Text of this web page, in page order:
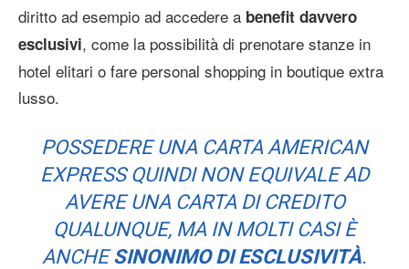
diritto ad esempio ad accedere a benefit davvero
esclusivi, come la possibilità di prenotare stanze in
hotel elitari o fare personal shopping in boutique extra
lusso.
POSSEDERE UNA CARTA AMERICAN
EXPRESS QUINDI NON EQUIVALE AD
AVERE UNA CARTA DI CREDITO
QUALUNQUE, MA IN MOLTI CASI È
ANCHESINONIMO DI ESCLUSIVITÀ.